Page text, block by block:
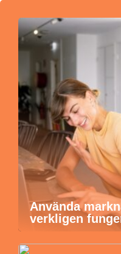
Använda
verkligen